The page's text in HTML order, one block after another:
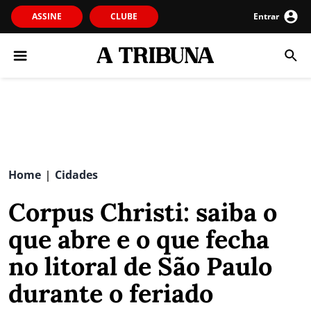
ASSINE CLUBE Entrar
Home | Cidades
Corpus Christi: saiba o
que abre e o que fecha
no litoral de São Paulo
durante o feriado